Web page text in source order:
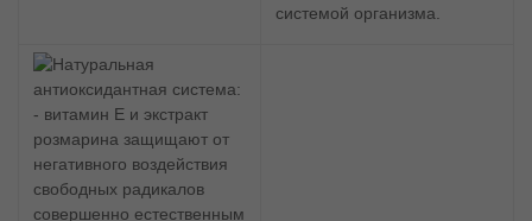
системой организма.